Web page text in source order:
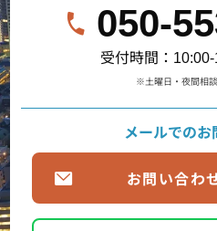
050-
受付時間：10:00-
※土曜日・夜間相
メールでの
お問い合わ